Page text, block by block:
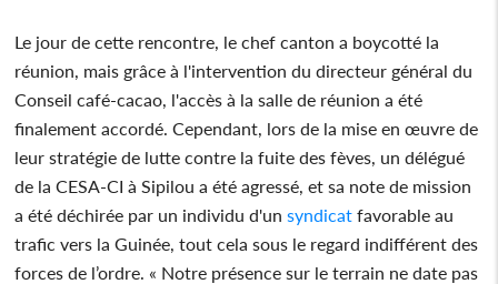
Le jour de cette rencontre, le chef canton a boycotté la
réunion, mais grâce à l'intervention du directeur général du
Conseil café-cacao, l'accès à la salle de réunion a été
finalement accordé. Cependant, lors de la mise en œuvre de
leur stratégie de lutte contre la fuite des fèves, un délégué
de la CESA-CI à Sipilou a été agressé, et sa note de mission
a été déchirée par un individu d'un syndicat favorable au
trafic vers la Guinée, tout cela sous le regard indifférent des
forces de l’ordre. « Notre présence sur le terrain ne date pas